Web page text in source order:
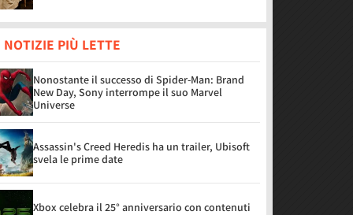
NOTIZIE PIÙ LETTE
Nonostante il successo di Spider-Man: Brand
New Day, Sony interrompe il suo Marvel
Universe
Assassin's Creed Heredis ha un trailer, Ubisoft
svela le prime date
Xbox celebra il 25° anniversario con contenuti